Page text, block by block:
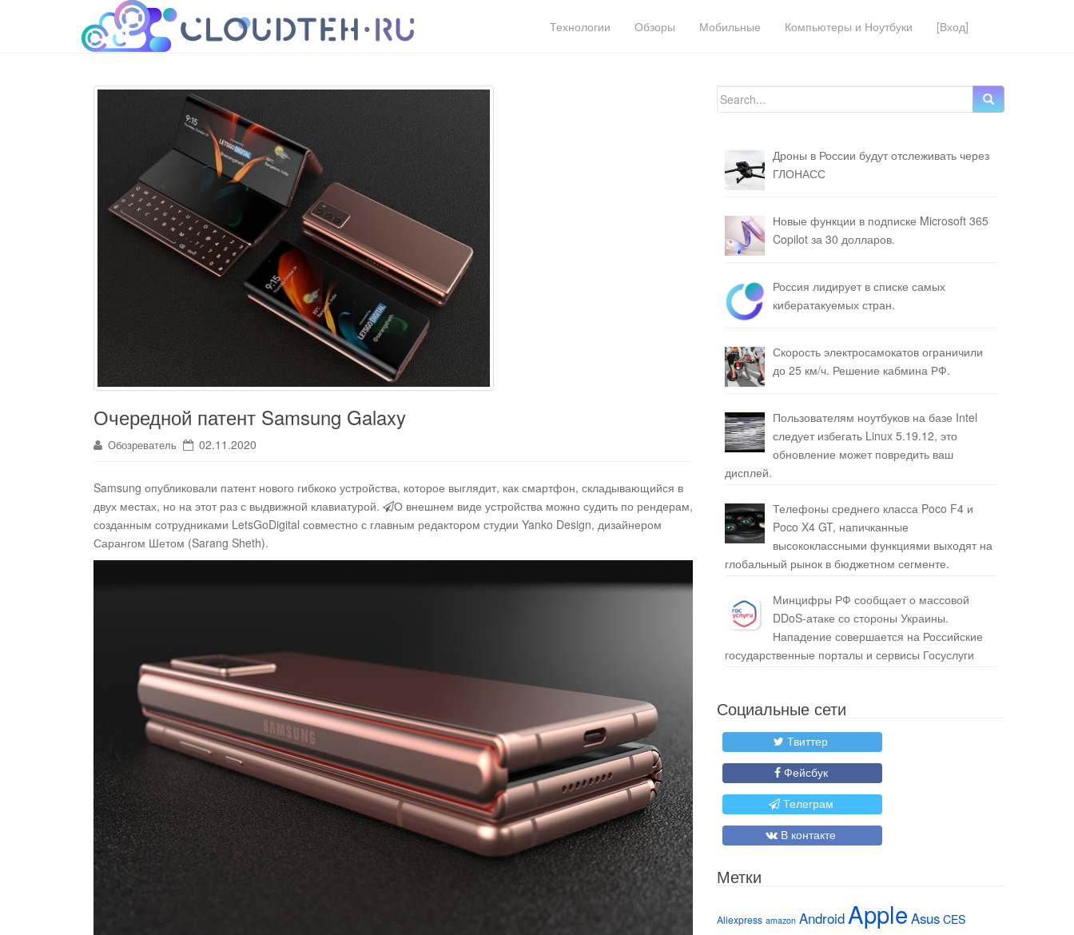
Облако технологий
cloudteh.ru
Технологии
Обзоры Мобильные Компьютеры и Ноутбуки [Вход]
Очередной патент Samsung Galaxy
Обозреватель 02.11.2020
Samsung опубликовали патент нового гибкоко устройства, которое выглядит, как смартфон, складывающийся в
двух местах, но на этот раз с выдвижной клавиатурой.
О внешнем виде устройства можно судить по рендерам,
созданным сотрудниками LetsGoDigital совместно с главным редактором студии Yanko Design, дизайнером
Сарангом Шетом (Sarang Sheth).
Search for:
Дроны в России будут отслеживать через
ГЛОНАСС
Новые функции в подписке Microsoft 365
Copilot за 30 долларов.
Россия лидирует в списке самых
кибератакуемых стран.
Скорость электросамокатов ограничили
до 25 км/ч. Решение кабмина РФ.
Пользователям ноутбуков на базе Intel
следует избегать Linux 5.19.12, это
обновление может повредить ваш
дисплей.
Телефоны среднего класса Poco F4 и
Poco X4 GT, напичканные
высококлассными функциями выходят на
глобальный рынок в бюджетном сегменте.
Минцифры РФ сообщает о массовой
DDoS-атаке со стороны Украины.
Нападение совершается на Российские
государственные порталы и сервисы Госуслуги
Социальные сети
Твиттер
Фейсбук
Телеграм
В контакте
Метки
Aliexpress amazon Android Apple Asus CES